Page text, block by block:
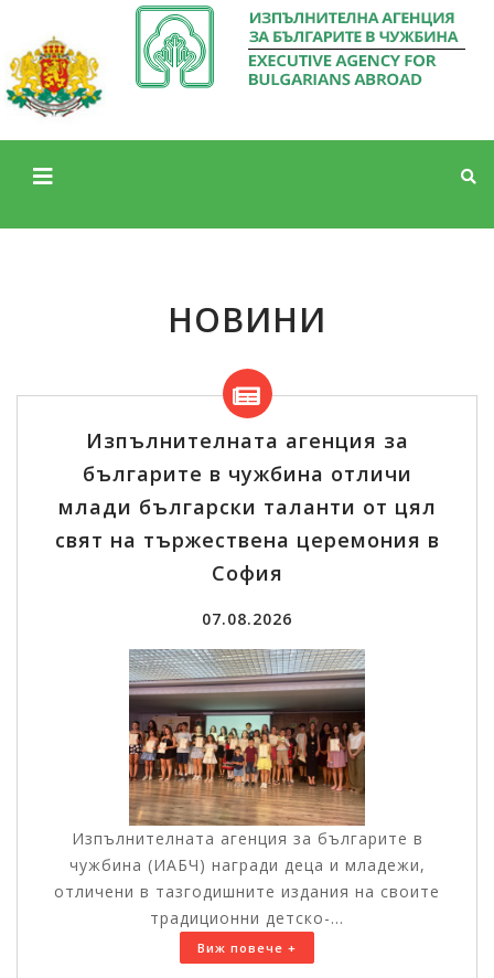
НОВИНИ
Изпълнителната агенция за
българите в чужбина отличи
млади български таланти от цял
свят на тържествена церемония в
София
07.08.2026
Изпълнителната агенция за българите в
чужбина (ИАБЧ) награди деца и младежи,
отличени в тазгодишните издания на своите
традиционни детско-...
Виж повече +